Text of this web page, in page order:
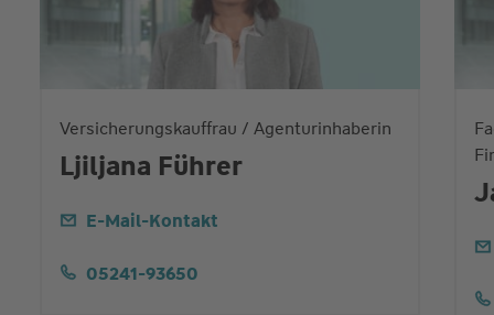
Versicherungskauffrau / Agenturinhaberin
Ljiljana Führer
E-Mail-Kontakt
05241-93650